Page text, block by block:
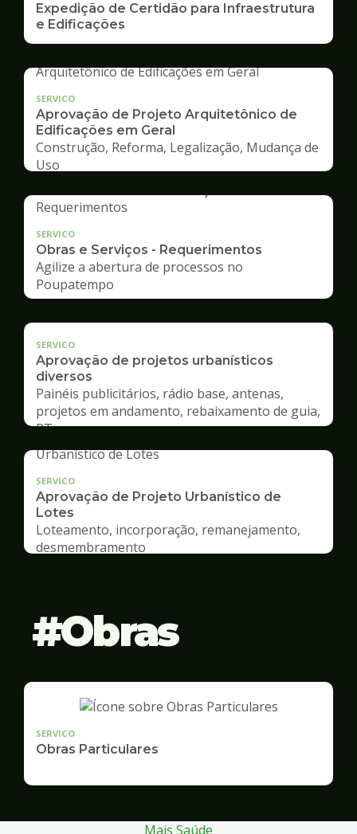
Expedição de Certidão para Infraestrutura
e Edificações
SERVICO
Aprovação de Projeto Arquitetônico de
Edificações em Geral
Construção, Reforma, Legalização, Mudança de
Uso
SERVICO
Obras e Serviços - Requerimentos
Agilize a abertura de processos no
Poupatempo
SERVICO
Aprovação de projetos urbanísticos
diversos
Painéis publicitários, rádio base, antenas,
projetos em andamento, rebaixamento de guia,
RT
SERVICO
Aprovação de Projeto Urbanístico de
Lotes
Loteamento, incorporação, remanejamento,
desmembramento
Obras
SERVICO
Obras Particulares
Mais Saúde